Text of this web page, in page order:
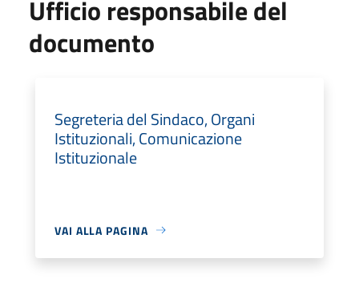
Ufficio responsabile del
documento
Segreteria del Sindaco, Organi
Istituzionali, Comunicazione
Istituzionale
VAI ALLA PAGINA